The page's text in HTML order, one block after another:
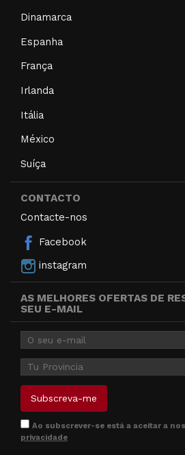
Dinamarca
Espanha
França
Irlanda
Itália
México
Suíça
CONTACTO
Contacte-nos
Facebook
instagram
AS MELHORES OFERTAS DE
SEU E-MAIL
Ao subscrever-se está a aceitar a
privacidade